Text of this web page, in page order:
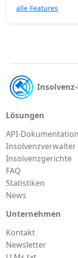
alle Features
Lösungen
API-Dokumentation
Insolvenzgerichte
FAQ
Statistiken
News
Unternehmen
Kontakt
Newsletter